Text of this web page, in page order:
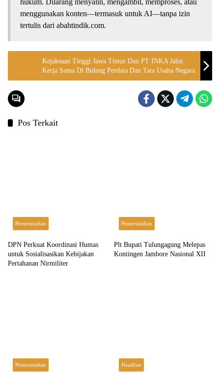
hukum. Dilarang menyalin, mengambil, memproses, atau
menggunakan konten—termasuk untuk AI—tanpa izin
tertulis dari abahtindik.com.
Kejaksaan Tinggi Jawa Timur Dan PT INKA Jalin
Kerja Sama Di Bidang Perdata Dan Tata Usaha Negara
Pos Terkait
Pemerintahan
DPN Perkuat Koordinasi Humas
untuk Sosialisasikan Kebijakan
Pertahanan Nirmiliter
Pemerintahan
Plt Bupati Tulungagung Melepas
Kontingen Jambore Nasional XII
Pemerintahan Headline